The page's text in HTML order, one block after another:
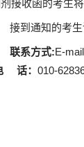
接收函的考生将
接到通知的考
联系方式:E-
话： 010-